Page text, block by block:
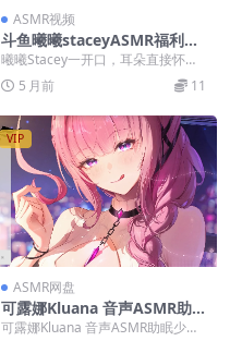
ASMR视频
斗鱼曦曦staceyASMR福利合
集 21
曦曦Stacey一开口，耳朵直接怀
孕，懂？ 斗鱼ASMR圈子里，曦曦S
tacey...
5 月前 11
VIP
ASMR网盘
可露娜Kluana 音声ASMR助
眠少女音8A【百度网盘下载】
可露娜Kluana 音声ASMR助眠少女